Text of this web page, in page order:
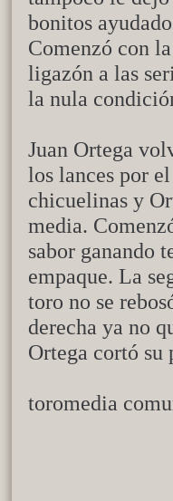
bonitos
Comenzó con
ligazón a las
la nula
Juan Ortega
los lances por
chicuelinas y
media.
sabor ganando
empaque. La
toro no se
derecha ya no
Ortega cortó su
toromedia